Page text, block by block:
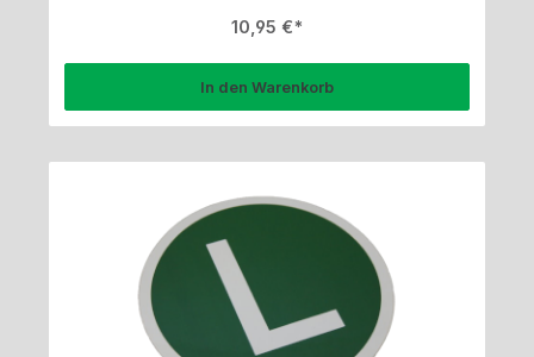
Regulärer Preis:
10,95 €
In den Warenkorb